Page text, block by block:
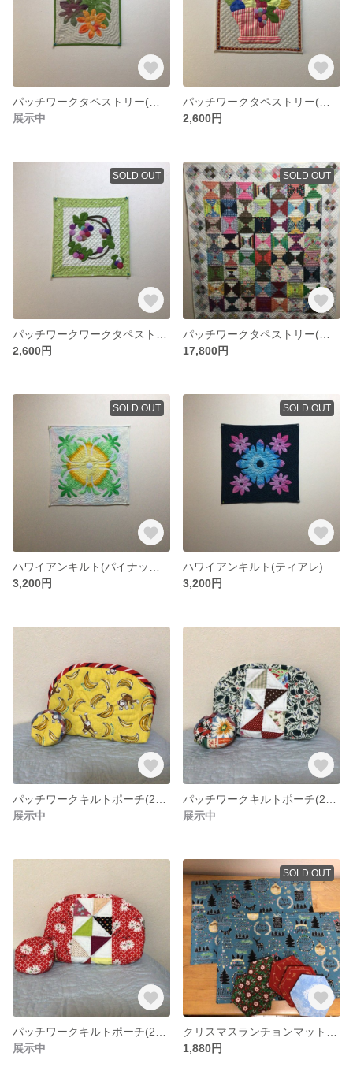
展示中
2,600円
SOLD OUT
2,600円
SOLD OUT
17,800円
SOLD OUT
3,200円
SOLD OUT
ハワイアンキルト(ティアレ)
3,200円
展示中
展示中
展示中
SOLD OUT
1,880円